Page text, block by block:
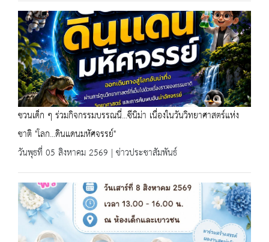
ชวนเด็ก ๆ ร่วมกิจกรรมบรรณนี่...ซีนิม่า เนื่องในวันวิทยาศาสตร์แห่ง
ชาติ "โลก...ดินแดนมหัศจรรย์"
วันพุธที่ 05 สิงหาคม 2569 | ข่าวประชาสัมพันธ์